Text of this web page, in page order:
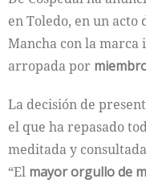
en Toledo, en un
Mancha con la
arropada por
La decisión de
el que ha repasado
meditada y
“El mayor orgullo de